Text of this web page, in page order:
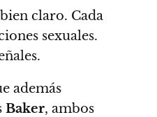
claro. Cada
sexuales.
además
Baker, ambos